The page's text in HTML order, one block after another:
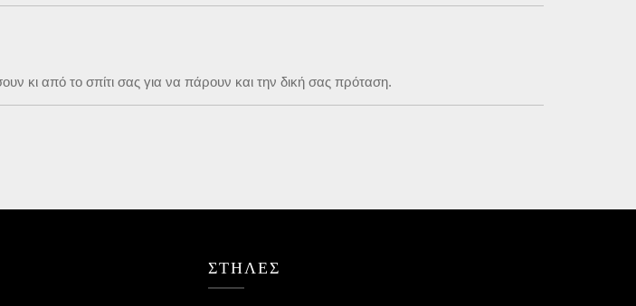
κι από το σπίτι σας για να πάρουν και την δική σας πρόταση.
ΣΤΗΛΕΣ